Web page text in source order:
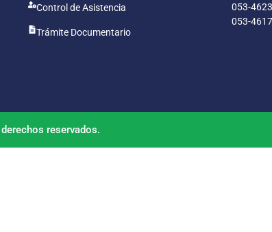
Control de Asistencia
Trámite Documentario
053-
053-
reservados.